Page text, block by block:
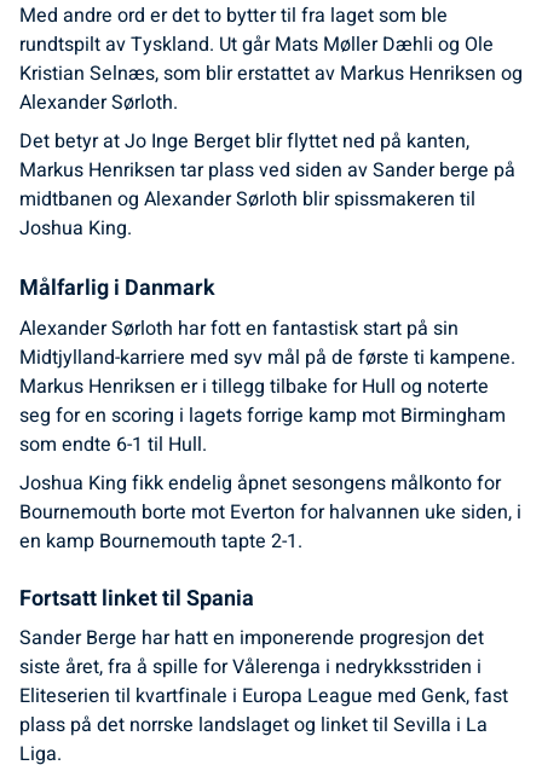
Med andre ord er det to bytter til fra laget som ble
rundtspilt av Tyskland. Ut går Mats Møller Dæhli og Ole
Kristian Selnæs, som blir erstattet av Markus Henriksen og
Alexander Sørloth.
Det betyr at Jo Inge Berget blir flyttet ned på kanten,
Markus Henriksen tar plass ved siden av Sander berge på
midtbanen og Alexander Sørloth blir spissmakeren til
Joshua King.
Målfarlig i Danmark
Alexander Sørloth har fott en fantastisk start på sin
Midtjylland-karriere med syv mål på de første ti kampene.
Markus Henriksen er i tillegg tilbake for Hull og noterte
seg for en scoring i lagets forrige kamp mot Birmingham
som endte 6-1 til Hull.
Joshua King fikk endelig åpnet sesongens målkonto for
Bournemouth borte mot Everton for halvannen uke siden, i
en kamp Bournemouth tapte 2-1.
Fortsatt linket til Spania
Sander Berge har hatt en imponerende progresjon det
siste året, fra å spille for Vålerenga i nedrykksstriden i
Eliteserien til kvartfinale i Europa League med Genk, fast
plass på det norrske landslaget og linket til Sevilla i La
Liga.